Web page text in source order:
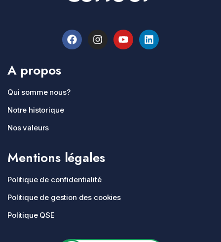
A propos
Qui somme nous?
Notre historique
Nos valeurs
Mentions légales
Politique de confidentialité
Politique de gestion des cookies
Politique QSE